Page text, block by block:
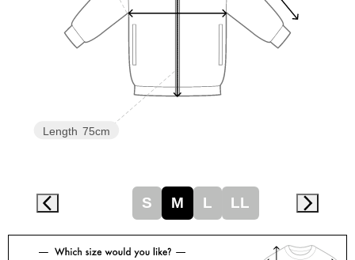
スニーカー
ブーツ
財布／小物
財布／コイン
Length 75cm
S M L LL